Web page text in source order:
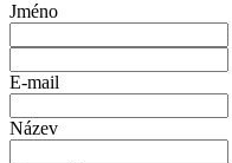
Jméno
E-mail
Název